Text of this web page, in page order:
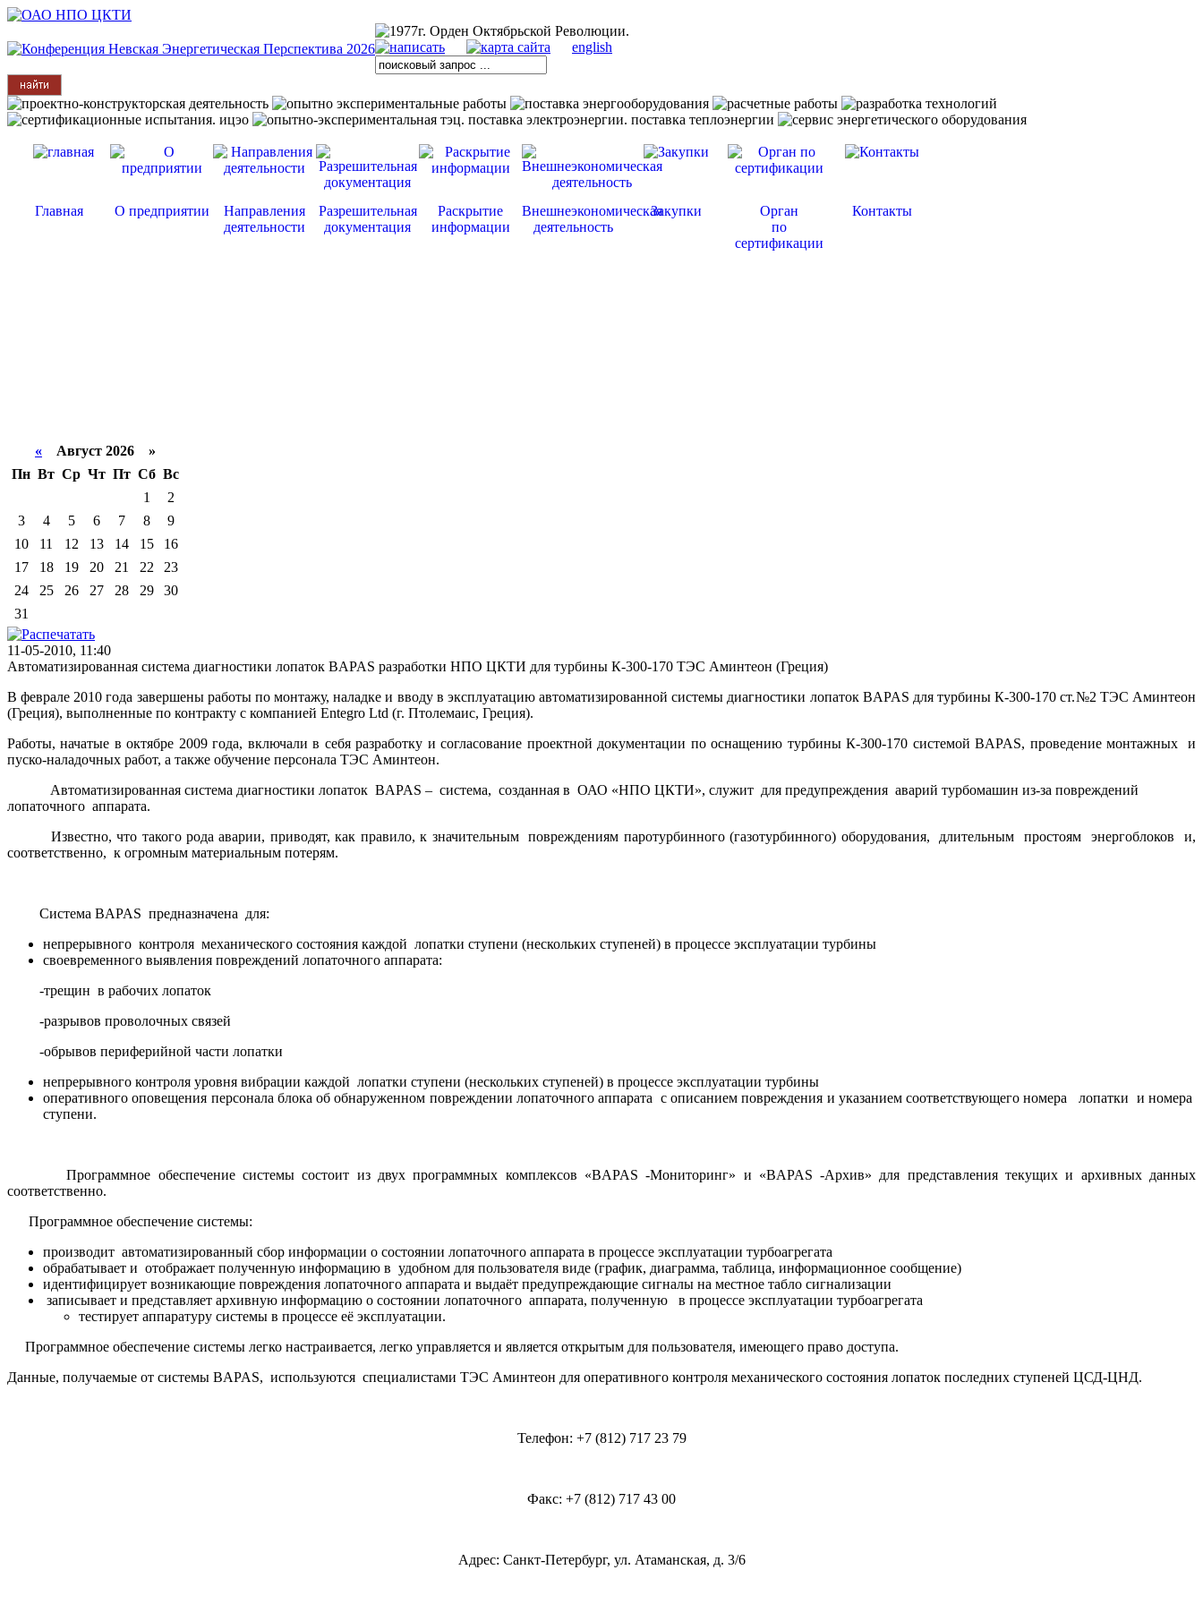
english
Главная О предприятии
Направления
деятельности
Разрешительная
документация
Раскрытие
информации
Внешнеэкономическая
деятельность
Закупки
Орган
по
сертификации
Контакты
« Август 2026 »
Пн Вт Ср Чт Пт Сб Вс
1
2
3
4 5 6 7 8
9
10
11 12 13 14 15
16
17
18 19 20 21 22
23
24
25 26 27 28 29
30
31
11-05-2010, 11:40
Автоматизированная система диагностики лопаток BAPAS разработки НПО ЦКТИ для турбины К-300-170 ТЭС Аминтеон (Греция)
В феврале 2010 года завершены работы по монтажу, наладке и вводу в эксплуатацию автоматизированной системы диагностики лопаток BAPAS для турбины К-300-170 ст.№2 ТЭС Аминтеон
(Греция), выполненные по контракту с компанией Entegro Ltd (г. Птолемаис, Греция).
Работы, начатые в октябре 2009 года, включали в себя разработку и согласование проектной документации по оснащению турбины К-300-170 системой BAPAS, проведение монтажных и
пуско-наладочных работ, а также обучение персонала ТЭС Аминтеон.
Автоматизированная система диагностики лопаток BAPAS – система, созданная в ОАО «НПО ЦКТИ», служит для предупреждения аварий турбомашин из-за повреждений
лопаточного аппарата.
Известно, что такого рода аварии, приводят, как правило, к значительным повреждениям паротурбинного (газотурбинного) оборудования, длительным простоям энергоблоков и,
соответственно, к огромным материальным потерям.
Система BAPAS предназначена для:
непрерывного контроля механического состояния каждой лопатки ступени (нескольких ступеней) в процессе эксплуатации турбины
своевременного выявления повреждений лопаточного аппарата:
-трещин в рабочих лопаток
-разрывов проволочных связей
-обрывов периферийной части лопатки
непрерывного контроля уровня вибрации каждой лопатки ступени (нескольких ступеней) в процессе эксплуатации турбины
оперативного оповещения персонала блока об обнаруженном повреждении лопаточного аппарата с описанием повреждения и указанием соответствующего номера лопатки и номера
ступени.
Программное обеспечение системы состоит из двух программных комплексов «BAPAS -Мониторинг» и «BAPAS -Архив» для представления текущих и архивных данных
соответственно.
Программное обеспечение системы:
производит автоматизированный сбор информации о состоянии лопаточного аппарата в процессе эксплуатации турбоагрегата
обрабатывает и отображает полученную информацию в удобном для пользователя виде (график, диаграмма, таблица, информационное сообщение)
идентифицирует возникающие повреждения лопаточного аппарата и выдаёт предупреждающие сигналы на местное табло сигнализации
записывает и представляет архивную информацию о состоянии лопаточного аппарата, полученную в процессе эксплуатации турбоагрегата
тестирует аппаратуру системы в процессе её эксплуатации.
Программное обеспечение системы легко настраивается, легко управляется и является открытым для пользователя, имеющего право доступа.
Данные, получаемые от системы BAPAS, используются специалистами ТЭС Аминтеон для оперативного контроля механического состояния лопаток последних ступеней ЦСД-ЦНД.
Телефон: +7 (812) 717 23 79
Факс: +7 (812) 717 43 00
Адрес: Санкт-Петербург, ул. Атаманская, д. 3/6